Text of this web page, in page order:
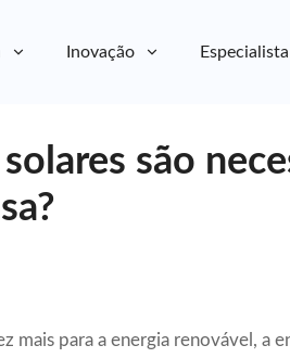
Inovação
são
mais para a energia renovável, a